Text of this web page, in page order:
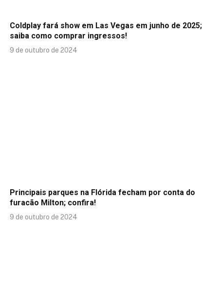
Coldplay fará show em Las Vegas em junho de 2025;
saiba como comprar ingressos!
9 de outubro de 2024
Principais parques na Flórida fecham por conta do
furacão Milton; confira!
9 de outubro de 2024